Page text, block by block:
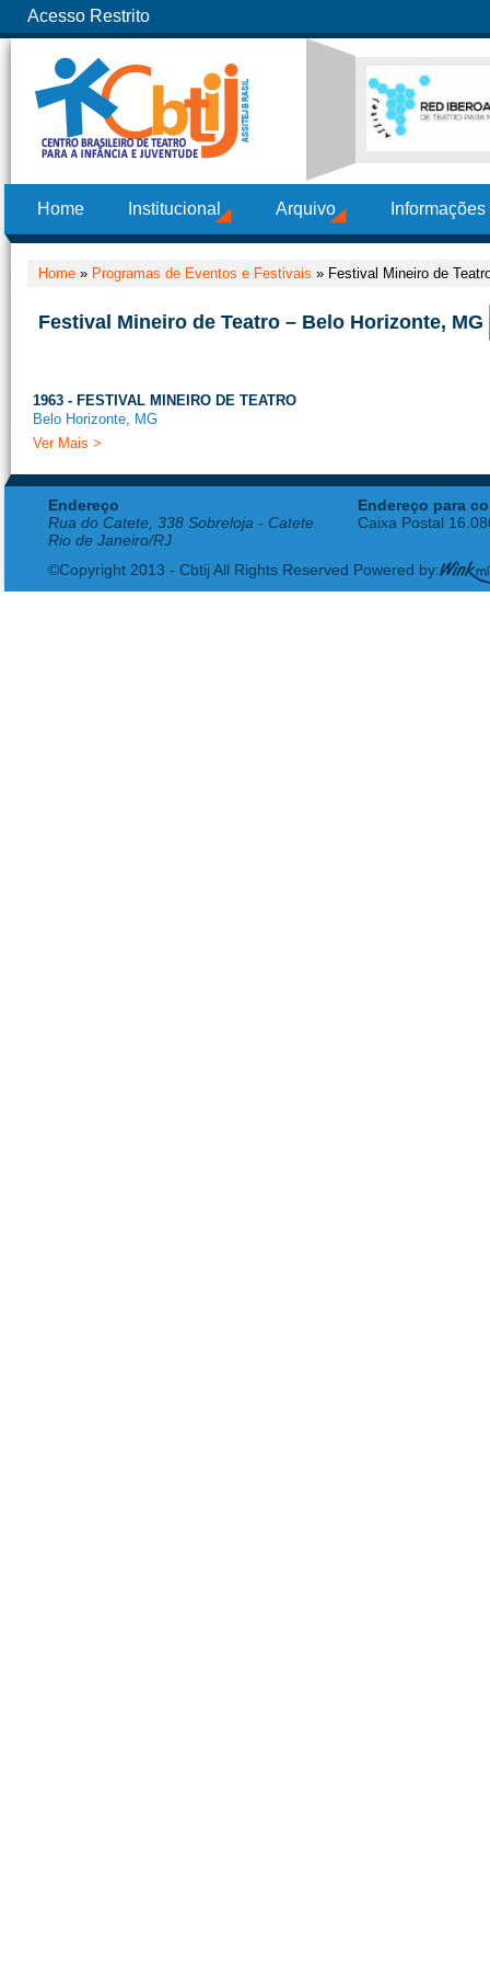
Acesso Restrito
Home Institucional Arquivo
Home » Programas de Eventos e Festivais » Festival Mineiro de
Festival Mineiro de Teatro – Belo Horizonte, MG
1963 - FESTIVAL MINEIRO DE TEATRO
Belo Horizonte, MG
Ver Mais >
Endereço
Rua do Catete, 338 Sobreloja - Catete
Rio de Janeiro/RJ
Endereço para
Caixa Postal
©Copyright 2013 - Cbtij All Rights Reserved Powered by: